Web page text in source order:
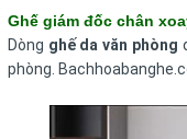
Ghế giám đốc chân
Dòng ghế da văn phòng
phòng.